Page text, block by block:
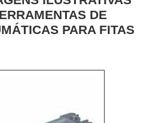
DE
PARA FITAS